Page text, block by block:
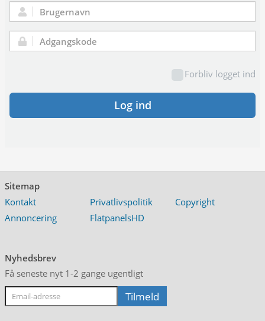
Brugernavn:
Adgangskode:
Forbliv logget ind
Log ind
Sitemap
Kontakt
Privatlivspolitik
Copyright
Annoncering
FlatpanelsHD
Nyhedsbrev
Få seneste nyt 1-2 gange ugentligt